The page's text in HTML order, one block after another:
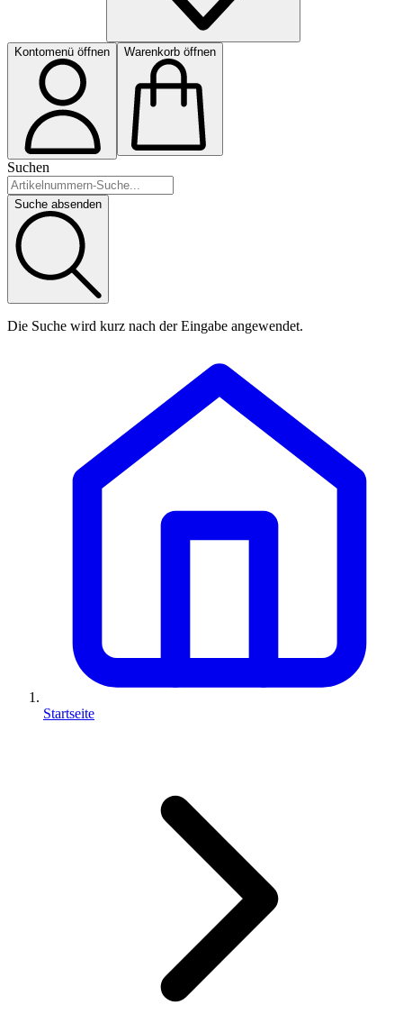
Kontomenü öffnen Warenkorb öffnen
Suchen
Suche absenden
Die Suche wird kurz nach der Eingabe angewendet.
Startseite